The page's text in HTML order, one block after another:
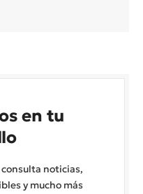
en tu
noticias,
y mucho más